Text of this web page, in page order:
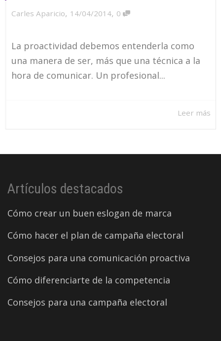
Carles Aparicio, 14/04/2014, 0
La proactividad debemos entenderla como
una manera de ser, más que una técnica a la
hora de comunicar. Un profesional...
Leer más
Artículos destacados
Cómo crear un buen eslogan de marca
Cómo hacer el plan de campaña electoral
Consejos para una comunicación proactiva
Cómo diferenciarte de la competencia
Consejos para una campaña electoral